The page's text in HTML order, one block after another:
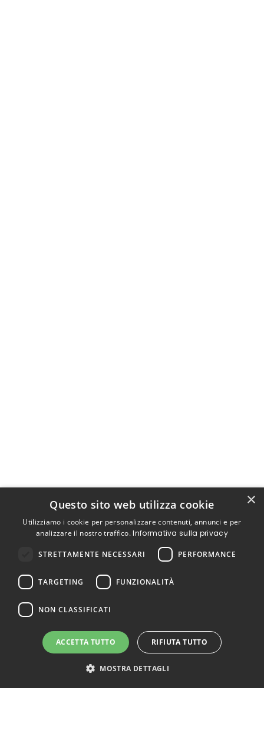
×
Questo sito web utilizza cookie
Utilizziamo i cookie per personalizzare contenuti, annunci e per
analizzare il nostro traffico.Informativa sulla privacy
STRETTAMENTE NECESSARI PERFORMANCE
TARGETING FUNZIONALITÀ
NON CLASSIFICATI
ACCETTA TUTTO RIFIUTA TUTTO
MOSTRA DETTAGLI